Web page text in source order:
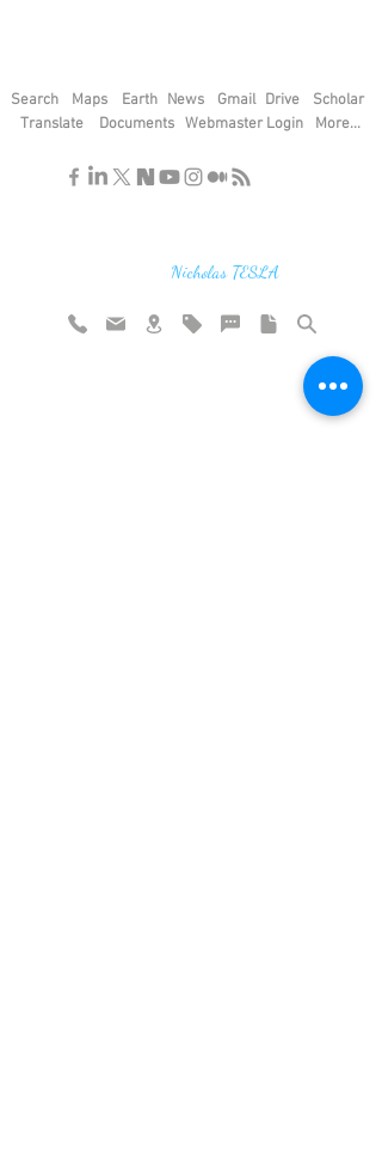
Search Maps Earth News Gmail Drive
Translate
Documents Webmaster Login
Scholar
More...
Nicholas TESLA